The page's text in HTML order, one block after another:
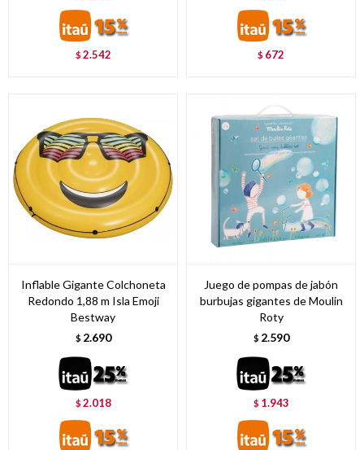
$2.542 $ 672
Inflable Gigante Colchoneta
Redondo 1,88 m Isla Emoji
Bestway
$ 2.690
$2.018
Juego de pompas de jabón
burbujas gigantes de Moulin
Roty
$ 2.590
$ 1.943